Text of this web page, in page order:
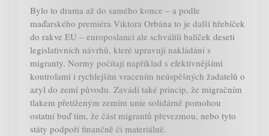
Bylo to drama až do samého konce – a podle
maďarského premiéra Viktora Orbána to je další hřebíček
do rakve EU – europoslanci ale schválili balíček deseti
legislativních návrhů, které upravují nakládání s
migranty. Normy počítají například s efektivnějšími
kontrolami i rychlejším vracením neúspěšných žadatelů o
azyl do zemí původu. Zavádí také princip, že migračním
tlakem přetíženým zemím unie solidárně pomohou
ostatní buď tím, že část migrantů převezmou, nebo tyto
státy podpoří finančně či materiálně.